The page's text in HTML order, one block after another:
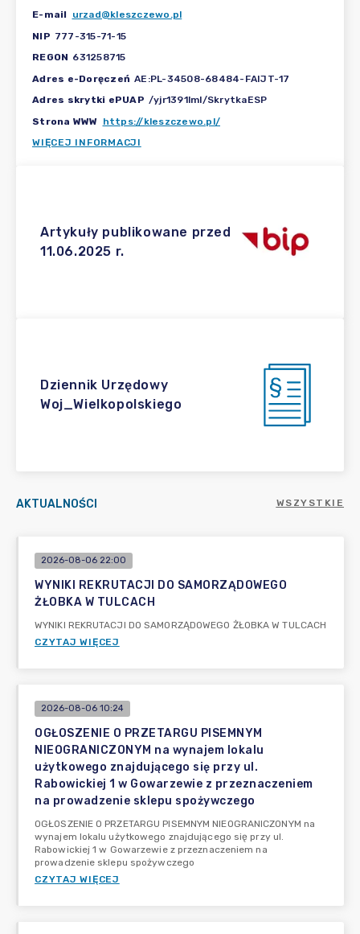
E-mail
urzad@kleszczewo.pl
NIP 777-315-71-15
REGON 631258715
Adres e-Doręczeń AE:PL-34508-68484-FAIJT-17
Adres skrytki ePUAP /yjr1391lml/SkrytkaESP
Strona WWW https://kleszczewo.pl/
WIĘCEJ INFORMACJI
Artykuły publikowane przed
11.06.2025 r.
Dziennik Urzędowy
Woj_Wielkopolskiego
AKTUALNOŚCI WSZYSTKIE
2026-08-06 22:00
WYNIKI REKRUTACJI DO SAMORZĄDOWEGO
ŻŁOBKA W TULCACH
WYNIKI REKRUTACJI DO SAMORZĄDOWEGO ŻŁOBKA W TULCACH
CZYTAJ WIĘCEJ
2026-08-06 10:24
OGŁOSZENIE O PRZETARGU PISEMNYM
NIEOGRANICZONYM na wynajem lokalu
użytkowego znajdującego się przy ul.
Rabowickiej 1 w Gowarzewie z przeznaczeniem
na prowadzenie sklepu spożywczego
OGŁOSZENIE O PRZETARGU PISEMNYM NIEOGRANICZONYM na
wynajem lokalu użytkowego znajdującego się przy ul.
Rabowickiej 1 w Gowarzewie z przeznaczeniem na
prowadzenie sklepu spożywczego
CZYTAJ WIĘCEJ